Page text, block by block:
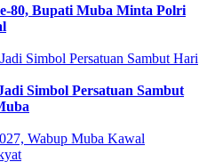
80, Bupati Muba Minta Polri
Simbol Persatuan Sambut